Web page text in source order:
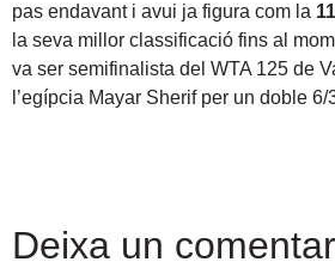
pas endavant i avui ja figura com la
la seva millor classificació fins al
va ser semifinalista del WTA 125 de
l’egípcia Mayar Sherif per un doble 6/
Deixa un